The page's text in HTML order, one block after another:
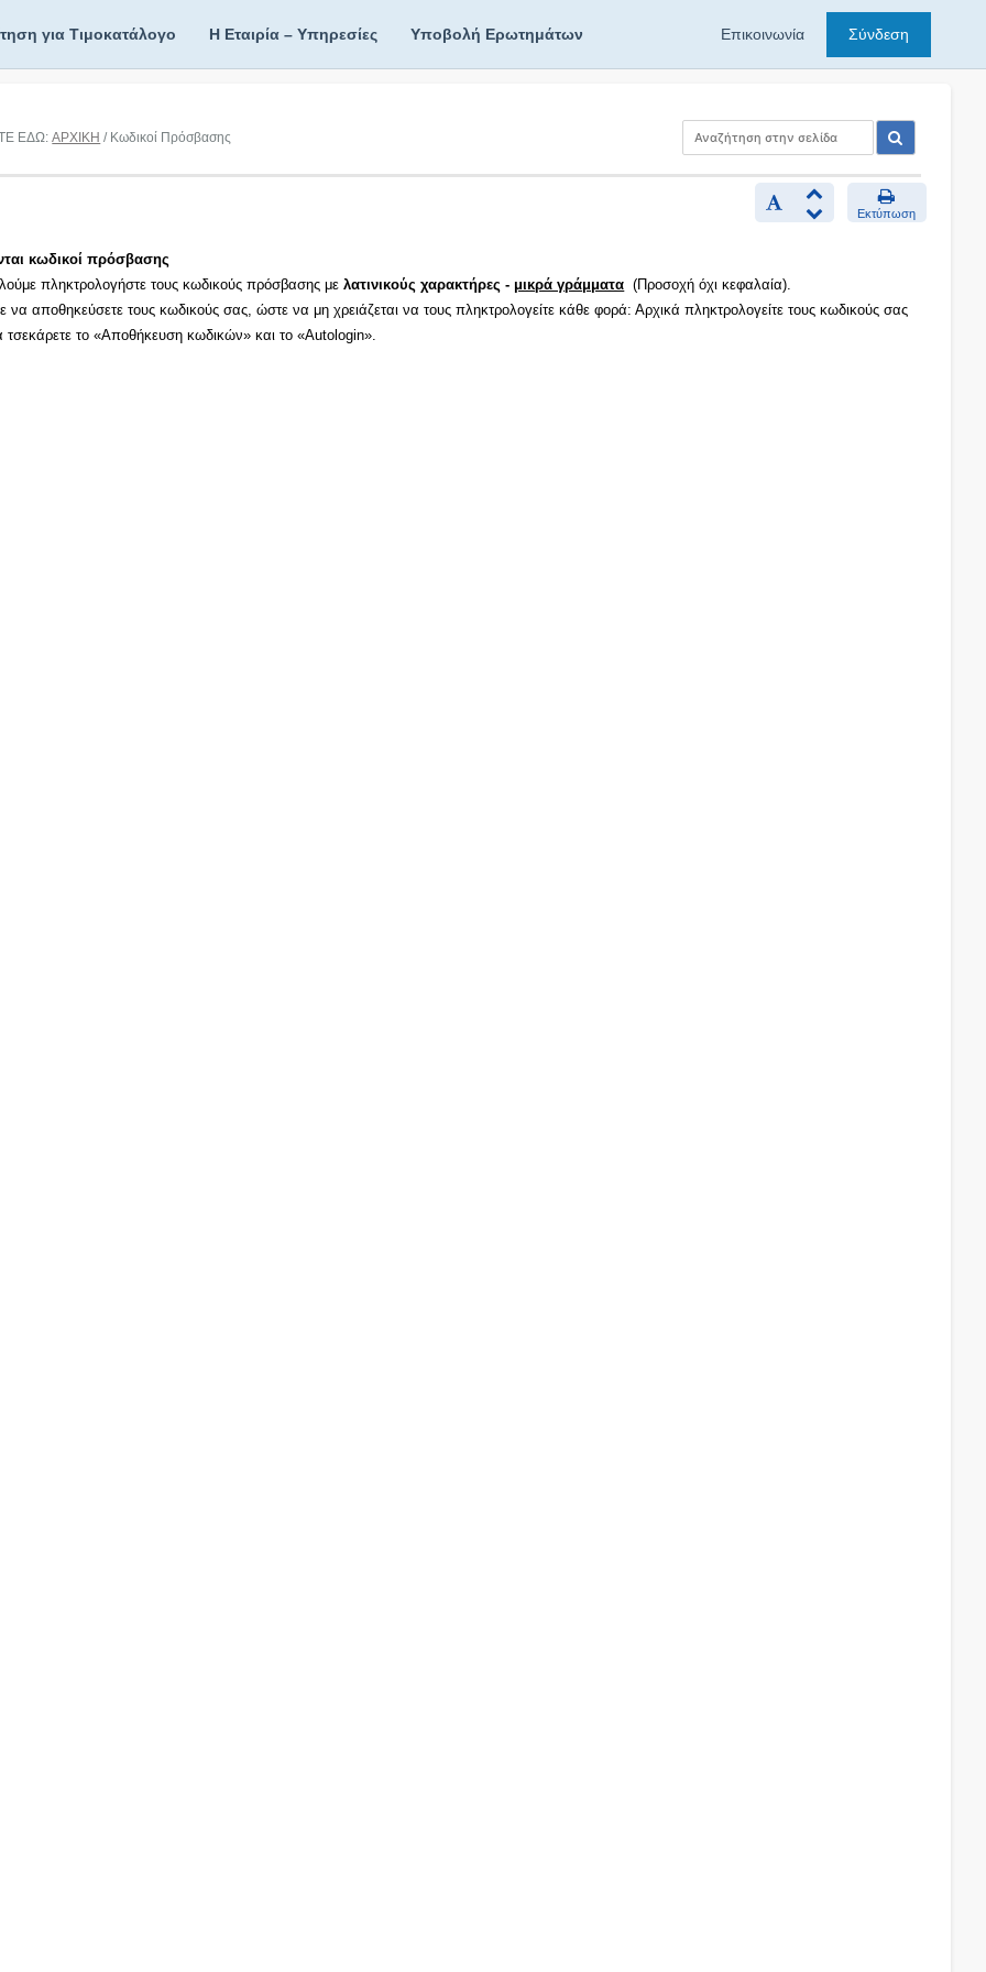
για Τιμοκατάλογο Η Εταιρία – Υπηρεσίες Υποβολή Ερωτημάτων Επικοινωνία Σύνδεση
ΕΔΩ:ΑΡΧΙΚΗ / Κωδικοί Πρόσβασης
Εκτύπωση
κωδικοί πρόσβασης
πληκτρολογήστε τους κωδικούς πρόσβασης μελατινικούς χαρακτήρες - μικρά γράμματα (Προσοχή όχι κεφαλαία).
να αποθηκεύσετε τους κωδικούς σας, ώστε να μη χρειάζεται να τους πληκτρολογείτε κάθε φορά: Αρχικά πληκτρολογείτε τους κωδικούς σας
τσεκάρετε το «Αποθήκευση κωδικών» και το «Autologin».